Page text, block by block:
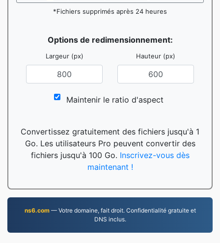
*Fichiers supprimés après 24 heures
Options de redimensionnement:
Largeur (px) Hauteur (px)
Maintenir le ratio d'aspect
Convertissez gratuitement des fichiers jusqu'à 1
Go. Les utilisateurs Pro peuvent convertir des
fichiers jusqu'à 100 Go. Inscrivez-vous dès
maintenant !
ns6.com— Votre domaine, fait droit. Confidentialité gratuite et
DNS inclus.